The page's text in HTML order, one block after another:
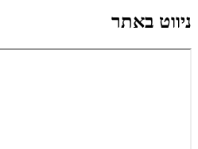
ניווט באתר